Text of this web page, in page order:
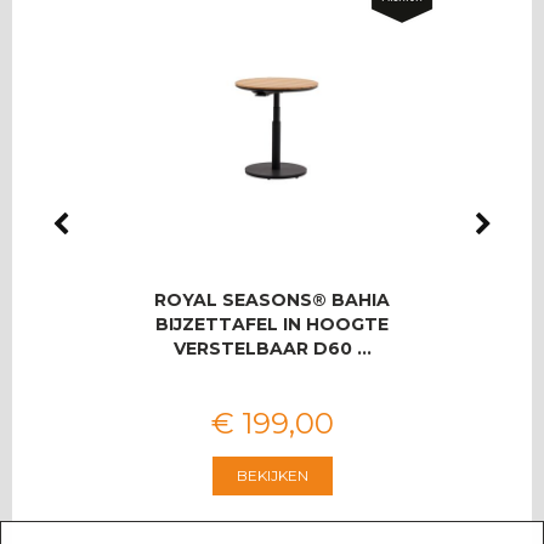
ROYAL SEASONS® BAHIA
BIJZETTAFEL IN HOOGTE
VERSTELBAAR D60 …
€ 199,00
BEKIJKEN